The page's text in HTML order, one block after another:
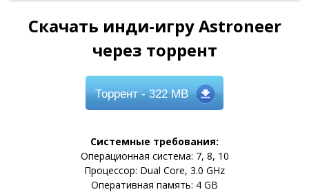
Скачать инди-игру Astroneer
через торрент
Торрент- 322 MB
Системные требования:
Операционная система: 7, 8, 10
Процессор: Dual Core, 3.0 GHz
Оперативная память: 4 GB